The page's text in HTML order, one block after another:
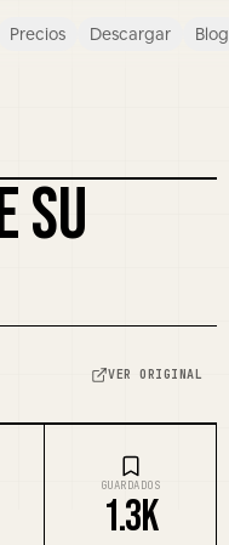
Precios Descargar Blog
REMEZCLAR PORTADA
SU
VER ORIGINAL
GUARDADOS
1.3K